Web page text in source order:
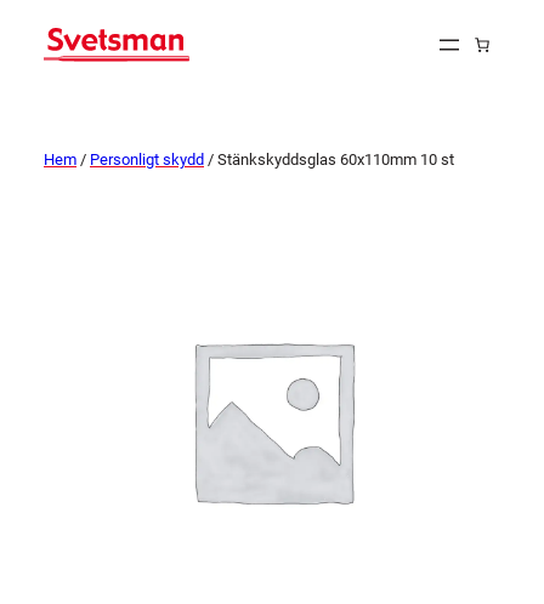
Hem / Personligt skydd / Stänkskyddsglas 60x110mm 10 st